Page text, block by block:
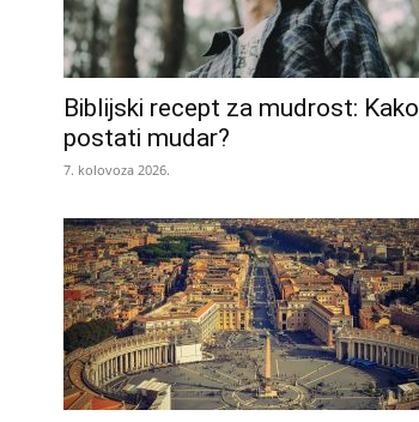
Biblijski recept za mudrost: Kako
postati mudar?
7. kolovoza 2026.